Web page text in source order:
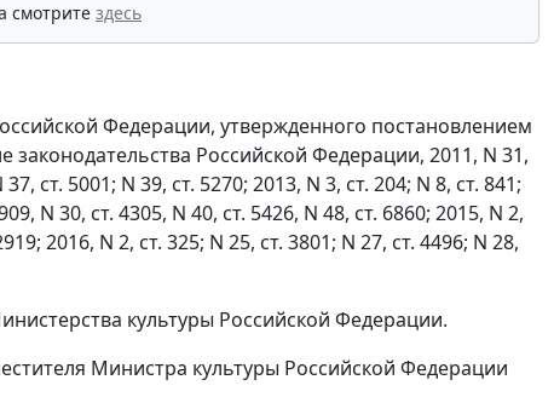
смотрите здесь
Федерации, утвержденного постановлением
Российской Федерации, 2011, N 31,
ст. 5001; N 39, ст. 5270; 2013, N 3, ст. 204; N 8, ст. 841;
N 30, ст. 4305, N 40, ст. 5426, N 48, ст. 6860; 2015, N 2,
2016, N 2, ст. 325; N 25, ст. 3801; N 27, ст. 4496; N 28,
культуры Российской Федерации.
Министра культуры Российской Федерации